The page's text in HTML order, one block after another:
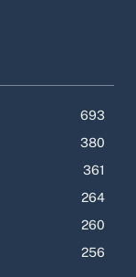
693
380
361
264
260
256